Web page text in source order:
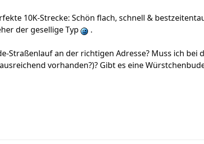
10K-Strecke: Schön flach, schnell &
der gesellige Typ
.
Straßenlauf an der richtigen Adresse? Muss ich bei
vorhanden?)? Gibt es eine